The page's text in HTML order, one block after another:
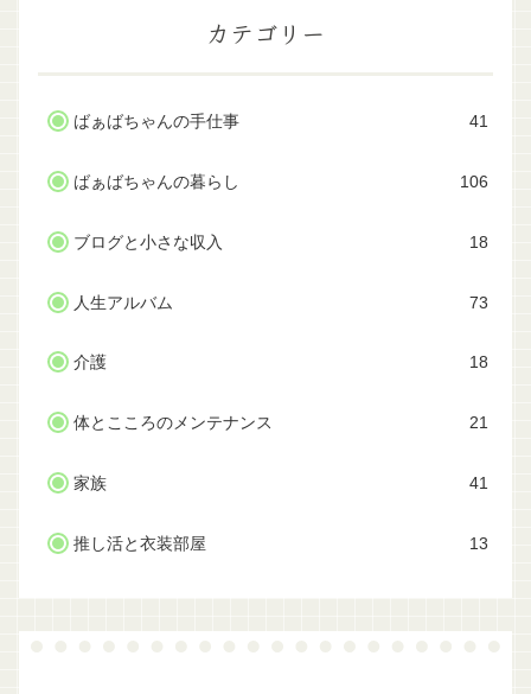
カテゴリー
ばぁばちゃんの手仕事 41
ばぁばちゃんの暮らし 106
ブログと小さな収入 18
人生アルバム 73
介護 18
体とこころのメンテナンス 21
家族 41
推し活と衣装部屋 13